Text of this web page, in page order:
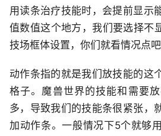
用读条治疗技能时，会提前显示
值数值这个地方，我们要选择不
技场框体设置，你们就看情况点吧
动作条指的就是我们放技能的这
格子。魔兽世界的技能和需要
多，导致我们的技能条很紧张，
加动作条。一般情况下5个就够